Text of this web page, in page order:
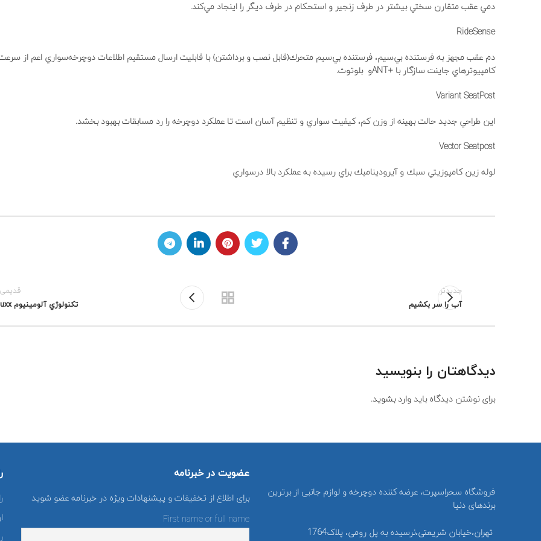
دمي عقب متقارن سختي بيشتر در طرف زنجير و استحكام در طرف ديگر را اينجاد مي‌كند.
RideSense
دم عقب مجهز به فرستنده بي‌سيم، فرستنده بي‌سيم متحرك(قابل نصب و برداشتن) با قابليت ارسال مستقيم اطلاعات دوچرخه‌سواري اعم از
كامپيوترهاي جاينت سازگار با +ANT‌و بلوتوث.
Variant SeatPost
اين طراحي جديد حالت بهينه از وزن كم، كيفيت سواري و تنظيم آسان است تا عملكرد دوچرخه را رد مسابقات بهبود بخشد.
Vector Seatpost
لوله زين كامپوزيتي سبك و آيروديناميك براي رسيده به عملكرد بالا درسواري
جدیدتر
آب را سر بکشیم
تكنولوژي آلومينيوم Aluxx
دیدگاهتان را بنویسید
برای نوشتن دیدگاه باید وارد بشوید.
فروشگاه سحراسپرت، عرضه کننده دوچرخه و لوازم جانبی از برترین
برندهای دنیا
تهران،خیابان شریعتی،نرسیده به پل رومی، پلاک1764
عضویت در خبرنامه
برای اطلاع از تخفیفات و پیشنهادات ویژه در خبرنامه عضو شوید
First name or full name